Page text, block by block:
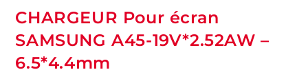
CHARGEUR Pour écran
SAMSUNG A45-19V*2.52AW –
6.5*4.4mm